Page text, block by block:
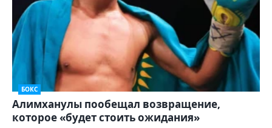
БОКС
Алимханулы пообещал возвращение,
которое «будет стоить ожидания»